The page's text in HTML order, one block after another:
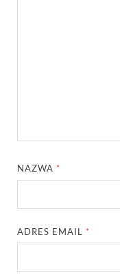
NAZWA *
ADRES EMAIL *